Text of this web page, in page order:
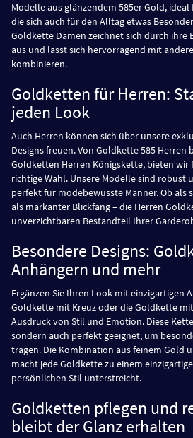
Modelle aus glänzendem 585er Gold,
die sich auch für den Alltag etwas
Goldkette Damen zeichnet sich durch ihre
aus und lässt sich hervorragend mit
kombinieren.
Goldketten für Herren:
jeden Look
Auch Herren können sich über unsere
Designs freuen. Von Goldkette 585 Herren
Goldketten Herren Königskette, bieten wir
richtige Wahl. Unsere Modelle sind robust
perfekt für modebewusste Männer. Ob als
als markanter Blickfang – die Herren
unverzichtbaren Bestandteil Ihrer
Besondere Designs:
Anhängern und mehr
Ergänzen Sie Ihren Look mit einzigartigen
Goldkette mit Kreuz oder die Goldkette
Ausdruck von Stil und Emotion. Diese
sondern auch perfekt geeignet, um
tragen. Die Kombination aus feinem Gold
macht jede Goldkette zu einem
persönlichen Stil unterstreicht.
Goldketten pflegen und
bleibt der Glanz erhalten